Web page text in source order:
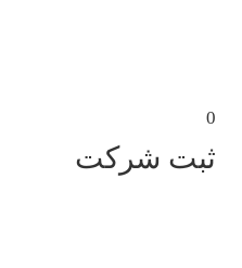
0
ثبت شرکت